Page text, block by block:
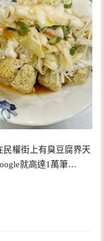
權街上有臭豆腐界天
就高達1萬筆…